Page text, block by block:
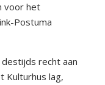
voor het
Postuma
recht aan
Kulturhus lag,